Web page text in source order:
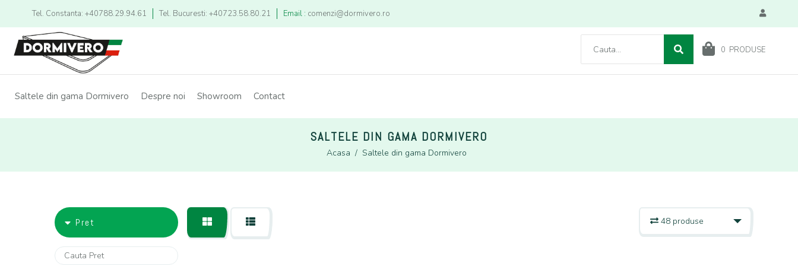
Tel. Constanta: +40788.29.94.61 Tel. Bucuresti: +40723.58.80.21 Email : comenzi@dormivero.ro
0 PRODUSE
Saltele din gama Dormivero Despre noi Showroom Contact
SALTELE DIN GAMA DORMIVERO
Acasa / Saltele din gama Dormivero
Pret 48 produse